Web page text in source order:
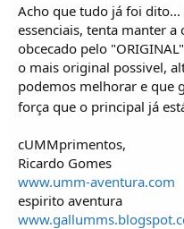
Acho que tudo já foi
essenciais, tenta manter
obcecado pelo
o mais original possivel,
podemos melhorar e que
força que o principal já
cUMMprimentos,
Ricardo Gomes
www.umm-aventura.com
espirito aventura